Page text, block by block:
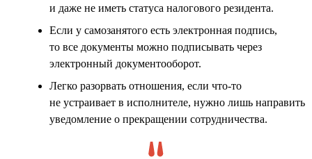
и даже не иметь статуса налогового резидента.
Если у самозанятого есть электронная подпись,
то все документы можно подписывать через
электронный документооборот.
Легко разорвать отношения, если что-то
не устраивает в исполнителе, нужно лишь направить
уведомление о прекращении сотрудничества.